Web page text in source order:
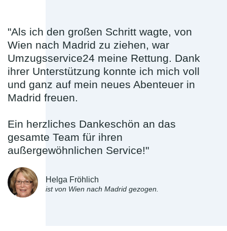
"Als ich den großen Schritt wagte, von
Wien nach Madrid zu ziehen, war
Umzugsservice24 meine Rettung. Dank
ihrer Unterstützung konnte ich mich voll
und ganz auf mein neues Abenteuer in
Madrid freuen.
Ein herzliches Dankeschön an das
gesamte Team für ihren
außergewöhnlichen Service!"
Helga Fröhlich
ist von Wien nach Madrid gezogen.